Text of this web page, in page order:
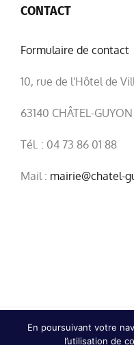
CONTACT
Formulaire de contact
10, rue de l'Hôtel de
63140 CHÂTEL-GUYON
Tél. : 04 73 86 01 88
Mail : mairie@chatel-
© Copyright2026 |
En poursuivant votre
l’utilisation de